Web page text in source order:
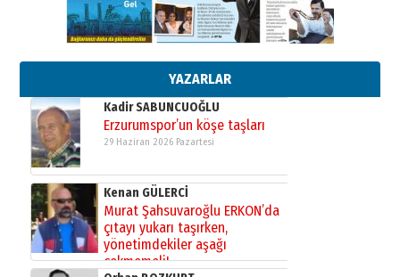
YAZARLAR
Esat BİNDESEN
Başkan Sekmen’den Erzurum’a
02 Ağustos 2026 Pazar
Kadir SABUNCUOĞLU
Erzurumspor’un köşe taşları
29 Haziran 2026 Pazartesi
Kenan GÜLERCİ
Murat Şahsuvaroğlu ERKON’da
çıtayı yukarı taşırken,
yönetimdekiler aşağı
çekmemeli!